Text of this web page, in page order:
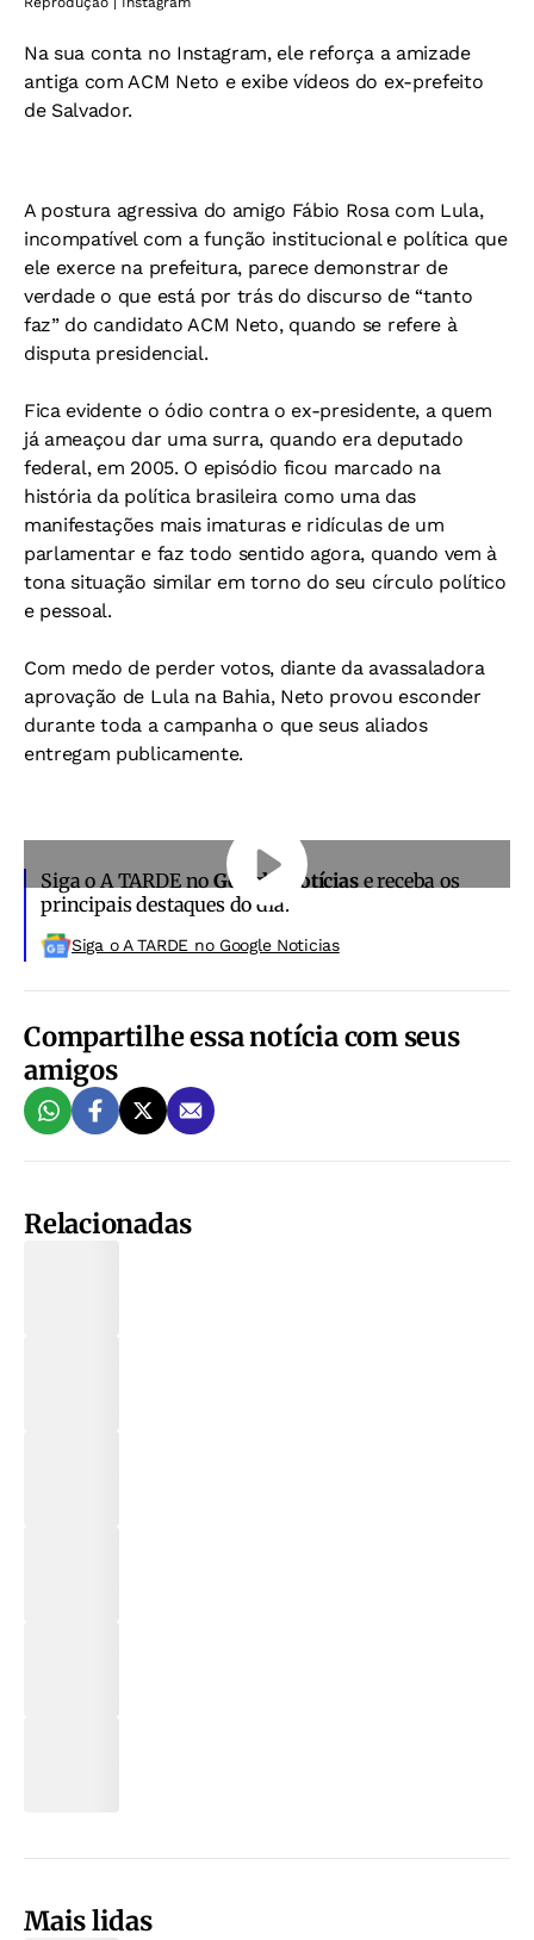
Na sua conta no Instagram, ele reforça a amizade
antiga com ACM Neto e exibe vídeos do ex-prefeito
de Salvador.
A postura agressiva do amigo Fábio Rosa com Lula,
incompatível com a função institucional e política que
ele exerce na prefeitura, parece demonstrar de
verdade o que está por trás do discurso de “tanto
faz” do candidato ACM Neto, quando se refere à
disputa presidencial.
Fica evidente o ódio contra o ex-presidente, a quem
já ameaçou dar uma surra, quando era deputado
federal, em 2005. O episódio ficou marcado na
história da política brasileira como uma das
manifestações mais imaturas e ridículas de um
parlamentar e faz todo sentido agora, quando vem à
tona situação similar em torno do seu círculo político
e pessoal.
Com medo de perder votos, diante da avassaladora
aprovação de Lula na Bahia, Neto provou esconder
durante toda a campanha o que seus aliados
entregam publicamente.
Siga o A TARDE noGoogle Notíciase receba os
principais destaques do dia.
Siga o A TARDE no Google Noticias
Compartilhe essa notícia com seus
amigos
Relacionadas
Mais lidas